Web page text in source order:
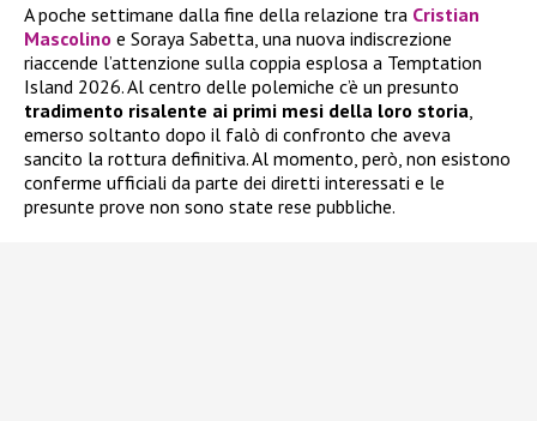
A poche settimane dalla fine della relazione tra Cristian
Mascolino e Soraya Sabetta, una nuova indiscrezione
riaccende l’attenzione sulla coppia esplosa a Temptation
Island 2026. Al centro delle polemiche c’è un presunto
tradimento risalente ai primi mesi della loro storia
emerso soltanto dopo il falò di confronto che aveva
sancito la rottura definitiva. Al momento, però, non esistono
conferme ufficiali da parte dei diretti interessati e le
presunte prove non sono state rese pubbliche.